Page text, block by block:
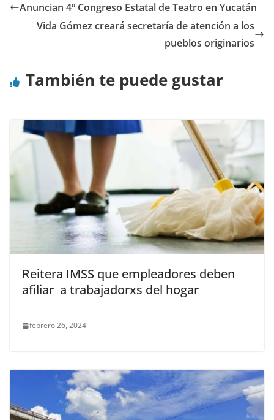
Anuncian 4º Congreso Estatal de Teatro en Yucatán
Vida Gómez creará secretaría de atención a los
pueblos originarios
También te puede gustar
Reitera IMSS que empleadores deben
afiliar a trabajadorxs del hogar
febrero 26, 2024